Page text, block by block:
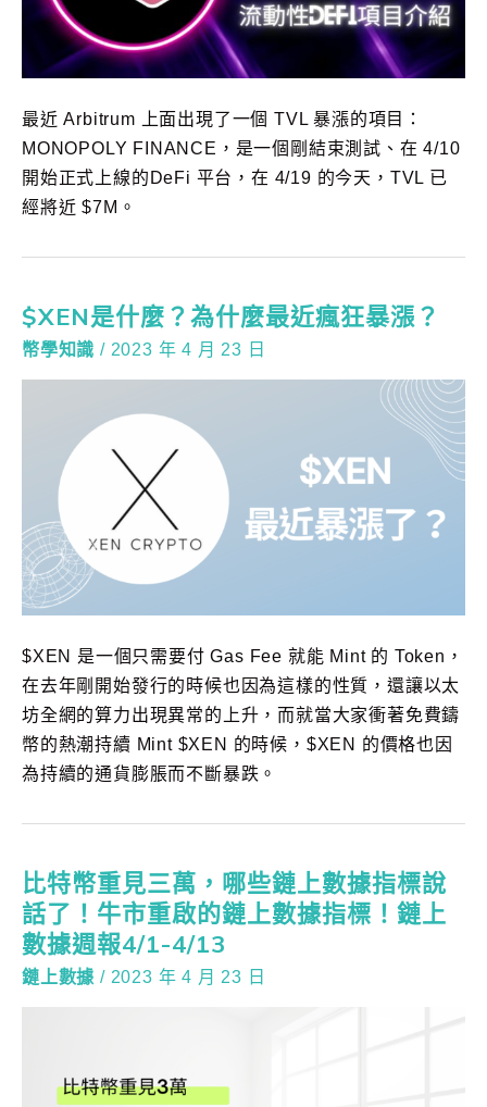
最近 Arbitrum 上面出現了一個 TVL 暴漲的項目：
MONOPOLY FINANCE，是一個剛結束測試、在 4/10
開始正式上線的DeFi 平台，在 4/19 的今天，TVL 已
經將近 $7M。
$XEN是什麼？為什麼最近瘋狂暴漲？
幣學知識 / 2023 年 4 月 23 日
$XEN 是一個只需要付 Gas Fee 就能 Mint 的 Token，
在去年剛開始發行的時候也因為這樣的性質，還讓以太
坊全網的算力出現異常的上升，而就當大家衝著免費鑄
幣的熱潮持續 Mint $XEN 的時候，$XEN 的價格也因
為持續的通貨膨脹而不斷暴跌。
比特幣重見三萬，哪些鏈上數據指標說
話了！牛市重啟的鏈上數據指標！鏈上
數據週報4/1-4/13
鏈上數據 / 2023 年 4 月 23 日